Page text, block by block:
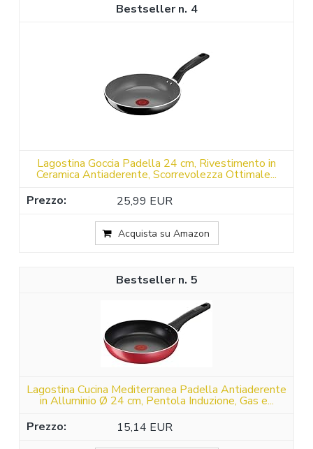
4
Lagostina Goccia Padella 24 cm, Rivestimento in
Ceramica Antiaderente, Scorrevolezza Ottimale...
25,99 EUR
Acquista su Amazon
5
Lagostina Cucina Mediterranea Padella Antiaderente
in Alluminio Ø 24 cm, Pentola Induzione, Gas e...
15,14 EUR